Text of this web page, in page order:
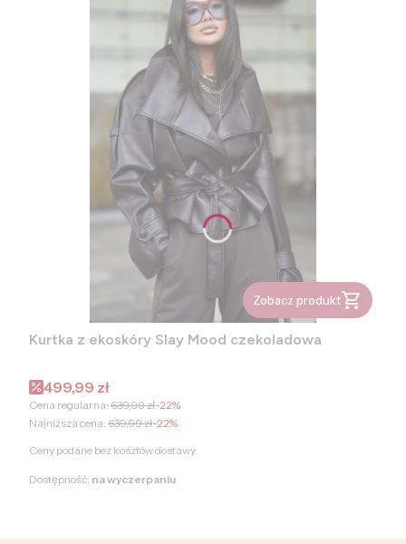
Zobacz produkt
Kurtka z ekoskóry Slay Mood czekoladowa
Cena promocyjna
499,99 zł
Cena regularna: 639,99 zł-22%
Najniższa cena: 639,99 zł-22%
Ceny podane bez kosztów dostawy.
Dostępność: na wyczerpaniu